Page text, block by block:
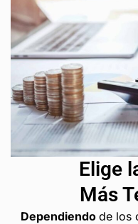
Elige
Más
Dependiendo de los